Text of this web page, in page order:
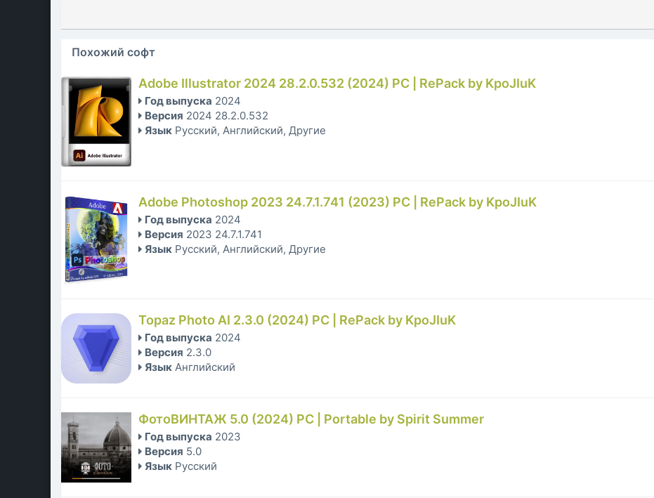
Похожий софт
Adobe Illustrator 2024 28.2.0.532 (2024) PC | RePack by KpoJIuK
Год выпуска 2024
Версия 2024 28.2.0.532
Язык Русский, Английский, Другие
Adobe Photoshop 2023 24.7.1.741 (2023) PC | RePack by KpoJIuK
Год выпуска 2024
Версия 2023 24.7.1.741
Язык Русский, Английский, Другие
Topaz Photo AI 2.3.0 (2024) PC | RePack by KpoJIuK
Год выпуска 2024
Версия 2.3.0
Язык Английский
ФотоВИНТАЖ 5.0 (2024) PC | Portable by Spirit Summer
Год выпуска 2023
Версия 5.0
Язык Русский